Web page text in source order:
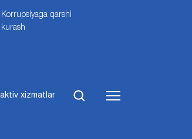
Korrupsiyaga qarshi
kurash
xizmatlar